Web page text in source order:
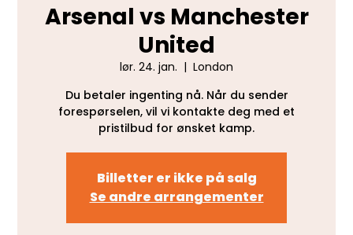
Arsenal vs Manchester
United
lør. 24. jan.
  |
London
Du betaler ingenting nå. Når du sender
forespørselen, vil vi kontakte deg med et
pristilbud for ønsket kamp.
Billetter er ikke på salg
Se andre arrangementer